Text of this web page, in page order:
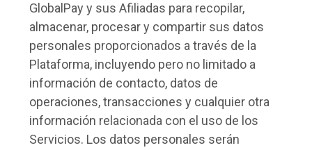
GlobalPay y sus Afiliadas para recopilar,
almacenar, procesar y compartir sus datos
personales proporcionados a través de la
Plataforma, incluyendo pero no limitado a
información de contacto, datos de
operaciones, transacciones y cualquier otra
información relacionada con el uso de los
Servicios. Los datos personales serán